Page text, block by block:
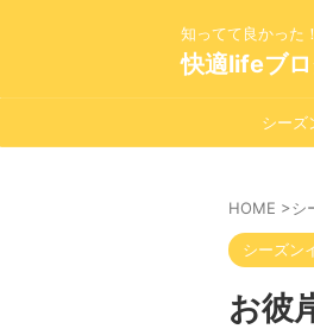
知ってて良かった
快適lifeブ
シーズ
HOME >シ
シーズン
お彼